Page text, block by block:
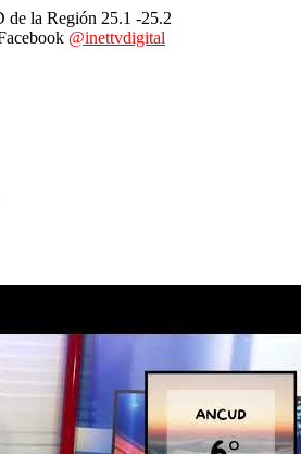
de la Región 25.1 -25.2
@inettvdigital